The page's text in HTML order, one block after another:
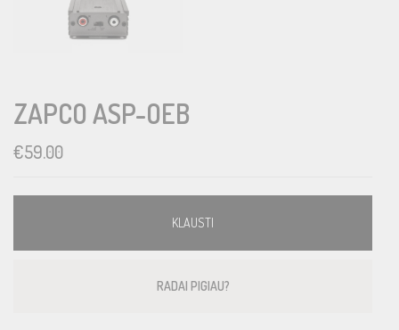
ZAPCO ASP-OEB
€59.00
KLAUSTI
RADAI PIGIAU?